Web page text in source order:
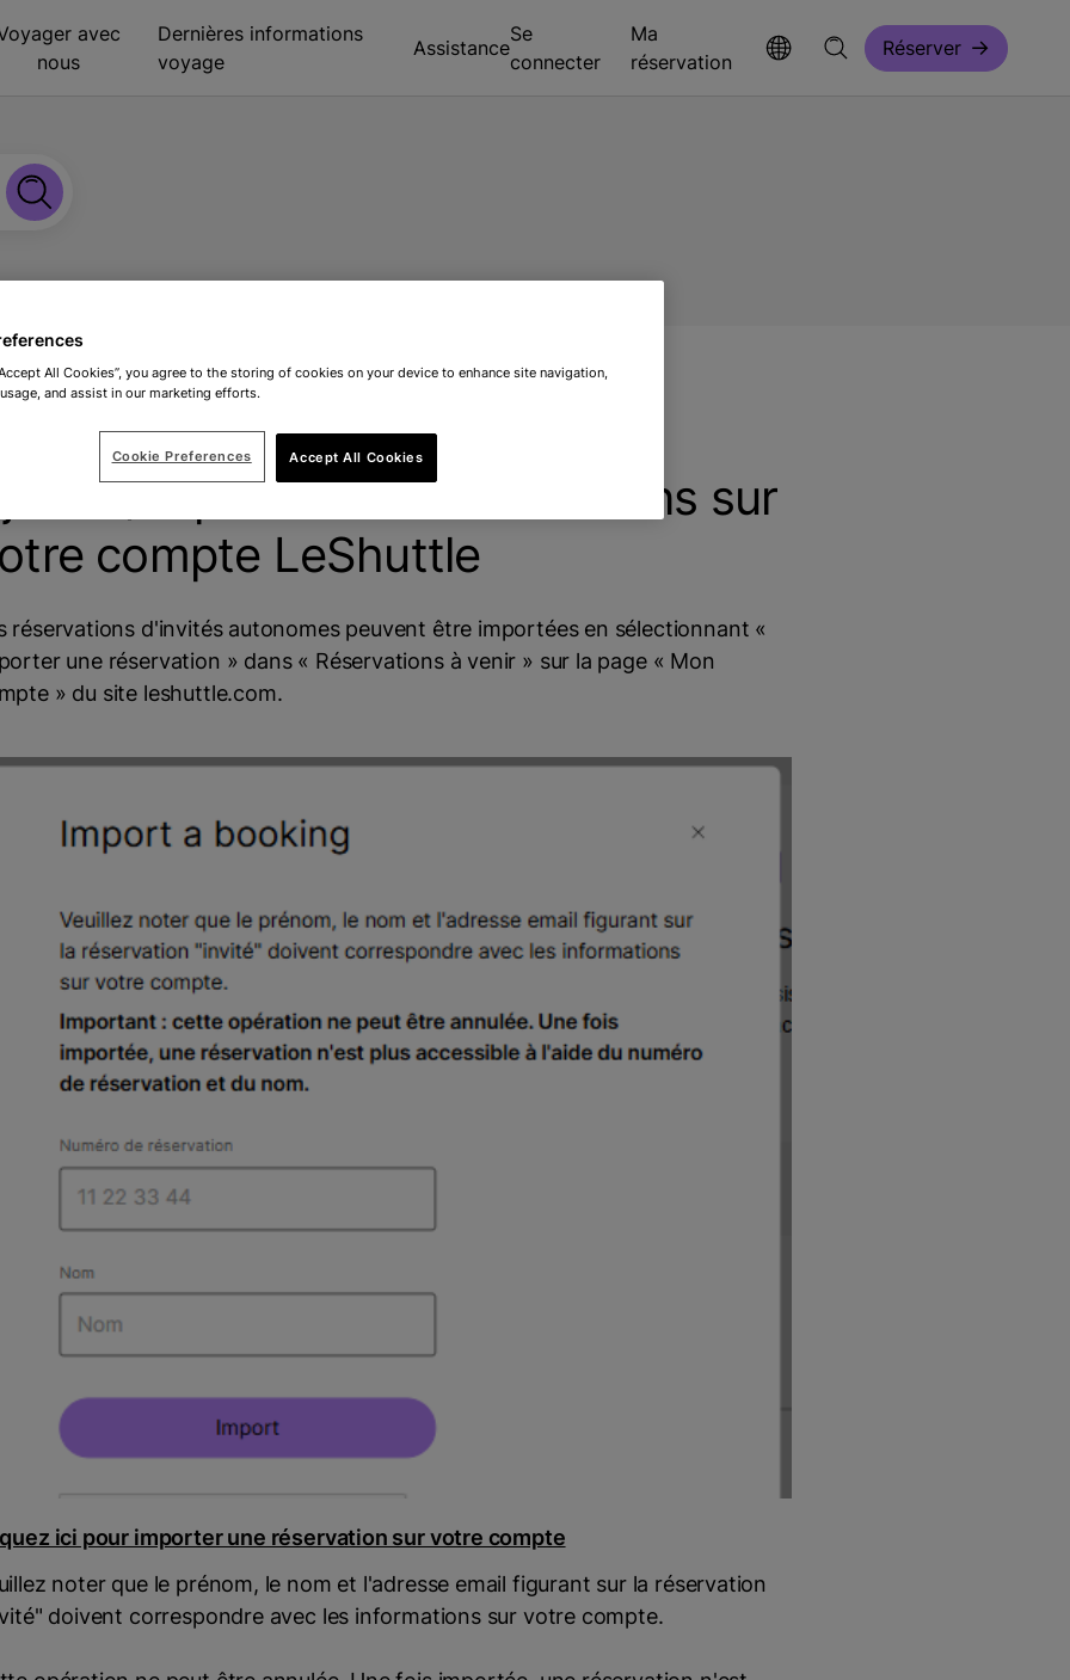
avec
nous
Dernières informations
voyage
Assistance
Se
connecter
Ma
réservation
Réserver
des réservations sur votre compte LeShuttle
Ajouter/importer des réservations sur
compte LeShuttle
réservations d'invités autonomes peuvent être importées en sélectionnant «
une réservation » dans « Réservations à venir » sur la page « Mon
» du site leshuttle.com.
ici pour importer une réservation sur votre compte
noter que le prénom, le nom et l'adresse email figurant sur la réservation
doivent correspondre avec les informations sur votre compte.
All Cookies”, you agree to the storing of cookies on your device to enhance site navigation,
and assist in our marketing efforts.
Accept All Cookies
Cookie Preferences